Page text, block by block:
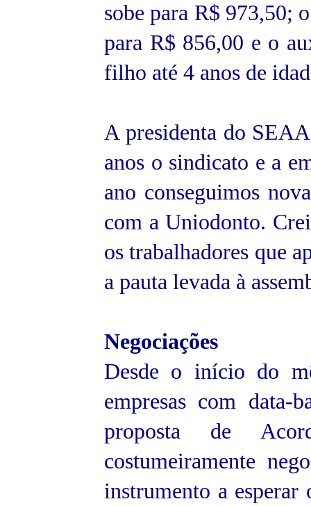
sobe para R$ 973,50;
para R$ 856,00 e o
filho até 4 anos de
A presidenta do
anos o sindicato e a
ano conseguimos
com a Uniodonto.
os trabalhadores que
a pauta levada à
Negociações
Desde o início do
empresas com data-
proposta de
costumeiramente
instrumento a esperar